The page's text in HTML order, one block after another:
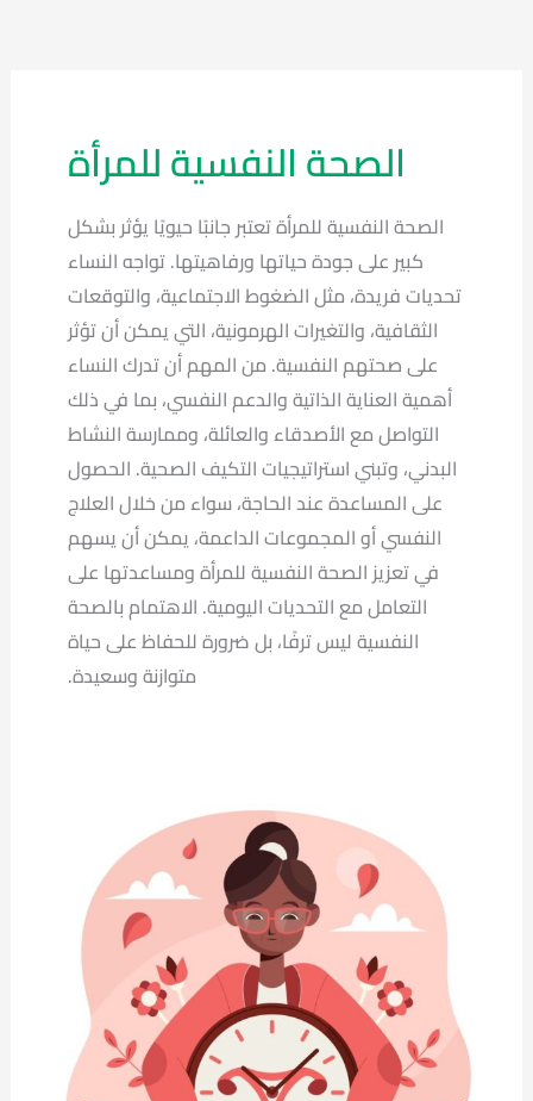
الصحة النفسية للمرأة
الصحة النفسية للمرأة تعتبر جانبًا حيويًا يؤثر بشكل
كبير على جودة حياتها ورفاهيتها. تواجه النساء
تحديات فريدة، مثل الضغوط الاجتماعية، والتوقعات
الثقافية، والتغيرات الهرمونية، التي يمكن أن تؤثر
على صحتهم النفسية. من المهم أن تدرك النساء
أهمية العناية الذاتية والدعم النفسي، بما في ذلك
التواصل مع الأصدقاء والعائلة، وممارسة النشاط
البدني، وتبني استراتيجيات التكيف الصحية. الحصول
على المساعدة عند الحاجة، سواء من خلال العلاج
النفسي أو المجموعات الداعمة، يمكن أن يسهم
في تعزيز الصحة النفسية للمرأة ومساعدتها على
التعامل مع التحديات اليومية. الاهتمام بالصحة
النفسية ليس ترفًا، بل ضرورة للحفاظ على حياة
متوازنة وسعيدة.